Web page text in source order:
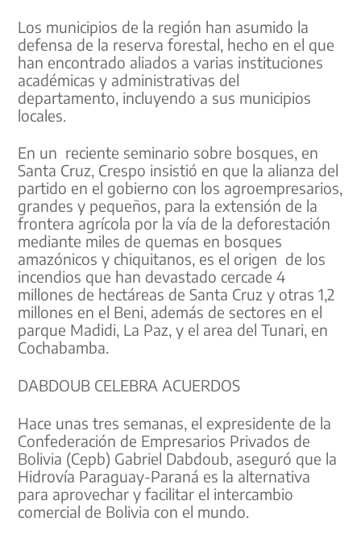
Los municipios de la región han asumido la
defensa de la reserva forestal, hecho en el que
han encontrado aliados a varias instituciones
académicas y administrativas del
departamento, incluyendo a sus municipios
locales.
En un reciente seminario sobre bosques, en
Santa Cruz, Crespo insistió en que la alianza del
partido en el gobierno con los agroempresarios,
grandes y pequeños, para la extensión de la
frontera agrícola por la vía de la deforestación
mediante miles de quemas en bosques
amazónicos y chiquitanos, es el origen de los
incendios que han devastado cercade 4
millones de hectáreas de Santa Cruz y otras 1,2
millones en el Beni, además de sectores en el
parque Madidi, La Paz, y el area del Tunari, en
Cochabamba.
DABDOUB CELEBRA ACUERDOS
Hace unas tres semanas, el expresidente de la
Confederación de Empresarios Privados de
Bolivia (Cepb) Gabriel Dabdoub, aseguró que la
Hidrovía Paraguay-Paraná es la alternativa
para aprovechar y facilitar el intercambio
comercial de Bolivia con el mundo.